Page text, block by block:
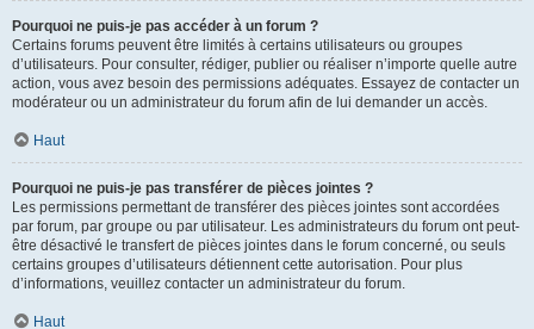
Pourquoi ne puis-je pas accéder à un forum ?
Certains forums peuvent être limités à certains utilisateurs ou groupes
d’utilisateurs. Pour consulter, rédiger, publier ou réaliser n’importe quelle autre
action, vous avez besoin des permissions adéquates. Essayez de contacter un
modérateur ou un administrateur du forum afin de lui demander un accès.
Haut
Pourquoi ne puis-je pas transférer de pièces jointes ?
Les permissions permettant de transférer des pièces jointes sont accordées
par forum, par groupe ou par utilisateur. Les administrateurs du forum ont peut-
être désactivé le transfert de pièces jointes dans le forum concerné, ou seuls
certains groupes d’utilisateurs détiennent cette autorisation. Pour plus
d’informations, veuillez contacter un administrateur du forum.
Haut